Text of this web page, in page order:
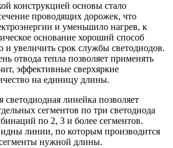
конструкцией основы стало
проводящих дорожек, что
и уменьшило нагрев, к
основание хороший способ
и увеличить срок службы светодиодов.
отвода тепла позволяет применять
эффективные сверхяркие
на единицу длины.
линейка позволяет
сегментов по три светодиода
по 2, 3 и более сегментов.
линии, по которым производится
нужной длины.